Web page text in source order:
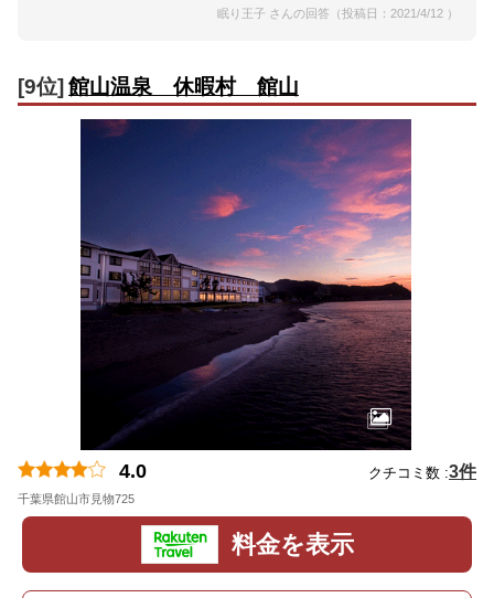
眠り王子 さんの回答（投稿日：2021/4/12 ）
[9位]館山温泉 休暇村 館山
4.0 クチコミ数 :3件
千葉県館山市見物725
料金を表示